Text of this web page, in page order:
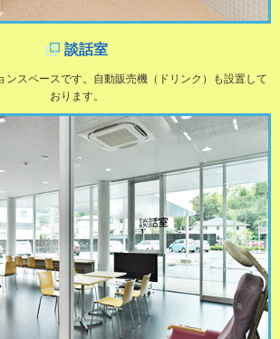
談話室
ンスペースです。自動販売機（ドリンク）も設置して
おります。